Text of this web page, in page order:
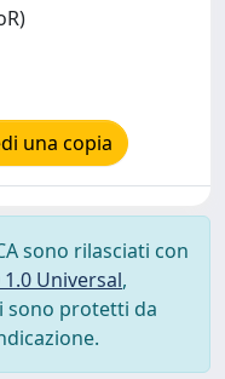
una copia
sono rilasciati con
Universal,
sono protetti da